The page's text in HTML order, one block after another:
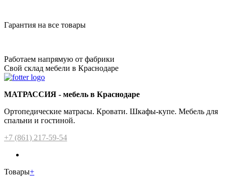
Гарантия на все товары
Работаем напрямую от фабрики
Свой склад мебели в Краснодаре
МАТРАССИЯ - мебель в Краснодаре
Ортопедические матрасы. Кровати. Шкафы-купе. Мебель для
спальни и гостиной.
+7 (861) 217-59-54
Товары+